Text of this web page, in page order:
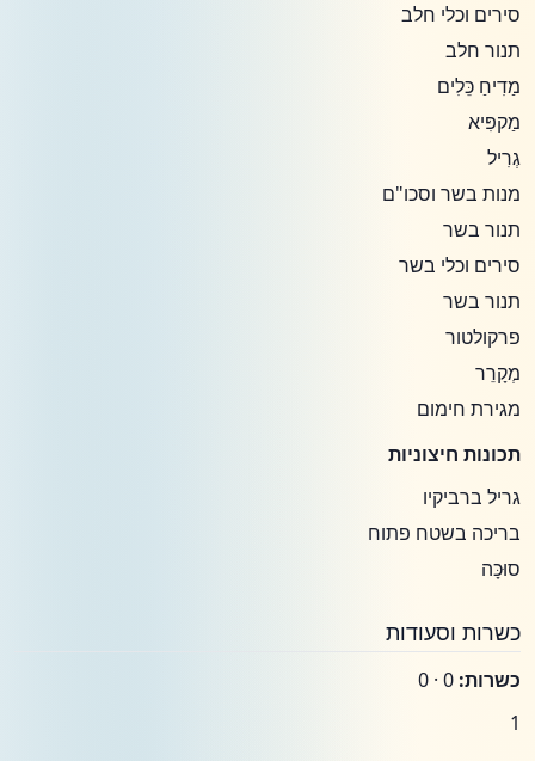
סירים וכלי חלב
תנור חלב
מַדִיחַ כֵּלִים
מַקפִּיא
גְרִיל
מנות בשר וסכו"ם
תנור בשר
סירים וכלי בשר
תנור בשר
פרקולטור
מְקָרֵר
מגירת חימום
תכונות חיצוניות
גריל ברביקיו
בריכה בשטח פתוח
סוּכָּה
כשרות וסעודות
כשרות:
1